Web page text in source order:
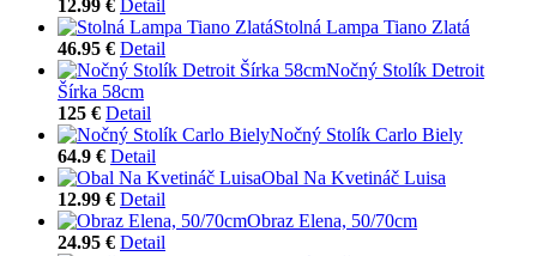
12.99 € Detail
Stolná Lampa Tiano Zlatá
46.95 € Detail
Nočný Stolík Detroit
Šírka 58cm
125 € Detail
Nočný Stolík Carlo Biely
64.9 € Detail
Obal Na Kvetináč Luisa
12.99 € Detail
Obraz Elena, 50/70cm
24.95 € Detail